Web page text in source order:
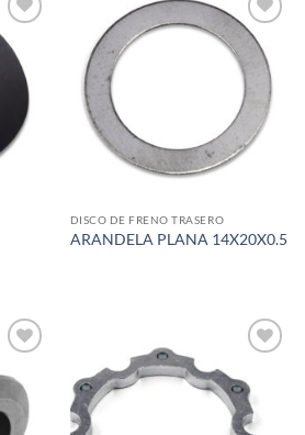
to
wishlist
Add to
wishlist
DISCO DE FRENO TRASERO
ARANDELA PLANA 14X20X0.5
wishlist
wishlist